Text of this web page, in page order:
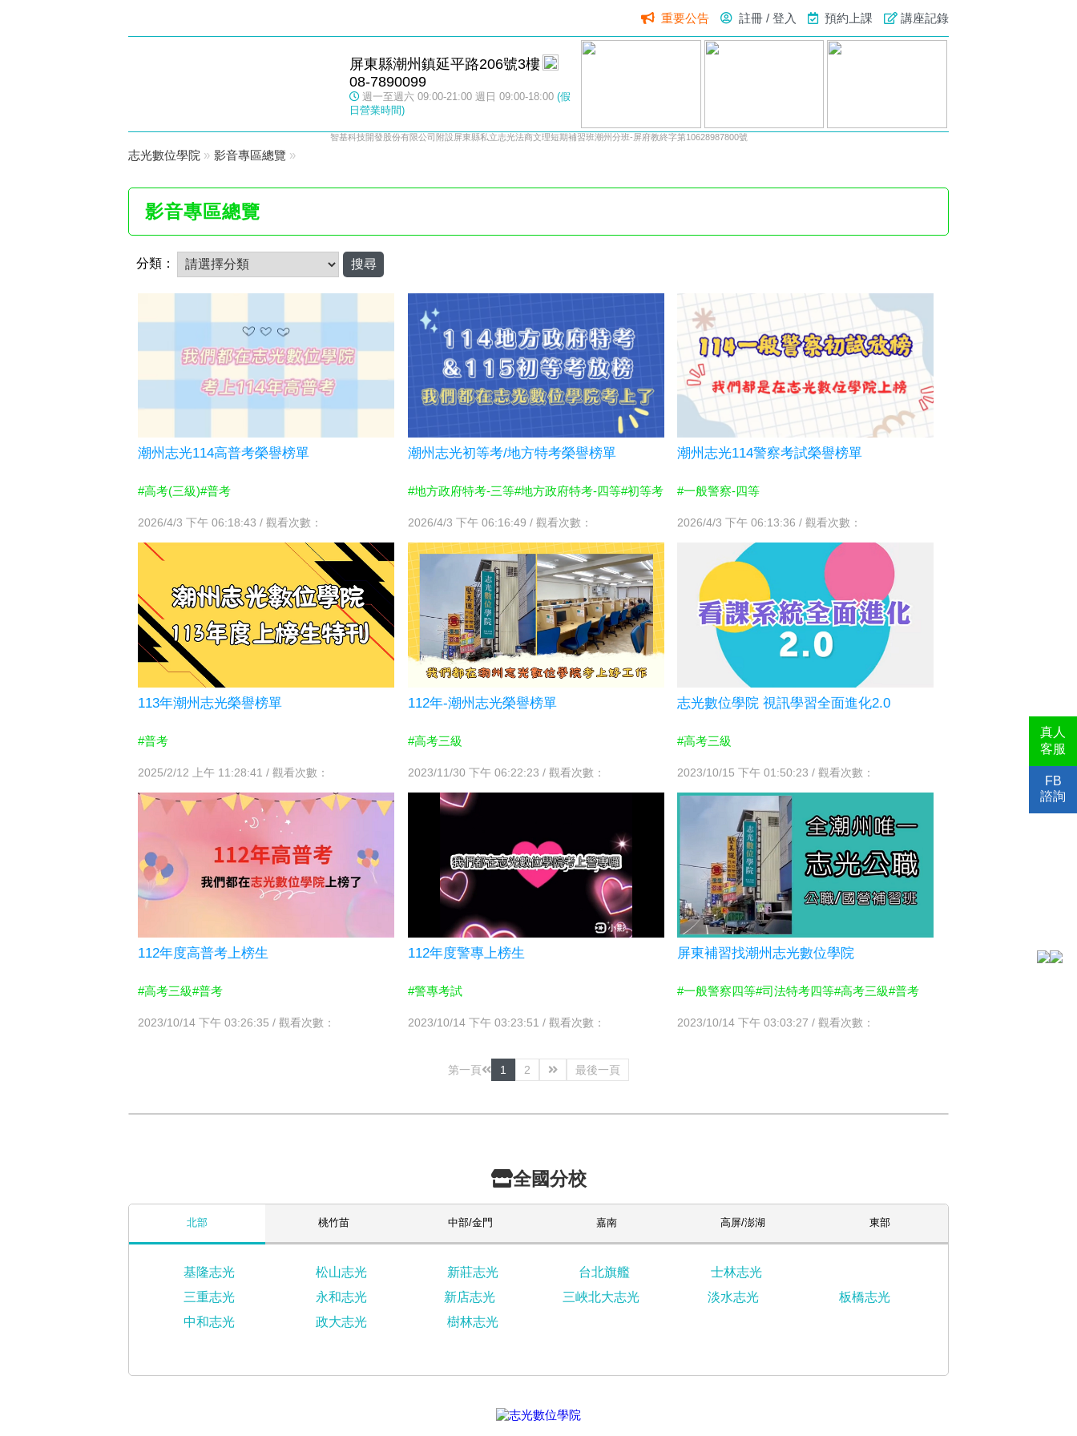
重要公告 註冊 / 登入 預約上課 講座記錄
屏東縣潮州鎮延平路206號3樓
08-7890099
週一至週六 09:00-21:00 週日 09:00-18:00 (假
日營業時間)
真人
客服
FB
諮詢
智基科技開發股份有限公司附設屏東縣私立志光法商文理短期補習班潮州分班-屏府教終字第10628987800號
志光數位學院 » 影音專區總覽 »
影音專區總覽
分類：
潮州志光114高普考榮譽榜單
#高考(三級)#普考
2026/4/3 下午 06:18:43 / 觀看次數：
潮州志光初等考/地方特考榮譽榜單
#地方政府特考-三等#地方政府特考-四等#初等考
2026/4/3 下午 06:16:49 / 觀看次數：
潮州志光114警察考試榮譽榜單
#一般警察-四等
2026/4/3 下午 06:13:36 / 觀看次數：
113年潮州志光榮譽榜單
#普考
2025/2/12 上午 11:28:41 / 觀看次數：
112年-潮州志光榮譽榜單
#高考三級
2023/11/30 下午 06:22:23 / 觀看次數：
志光數位學院 視訊學習全面進化2.0
#高考三級
2023/10/15 下午 01:50:23 / 觀看次數：
112年度高普考上榜生
#高考三級#普考
2023/10/14 下午 03:26:35 / 觀看次數：
112年度警專上榜生
#警專考試
2023/10/14 下午 03:23:51 / 觀看次數：
屏東補習找潮州志光數位學院
#一般警察四等#司法特考四等#高考三級#普考
2023/10/14 下午 03:03:27 / 觀看次數：
第一頁 1 2 最後一頁
全國分校
北部 桃竹苗 中部/金門 嘉南 高屏/澎湖 東部
基隆志光 松山志光 新莊志光 台北旗艦
士林志光
三重志光
永和志光 新店志光 三峽北大志光 淡水志光
板橋志光
中和志光
政大志光 樹林志光